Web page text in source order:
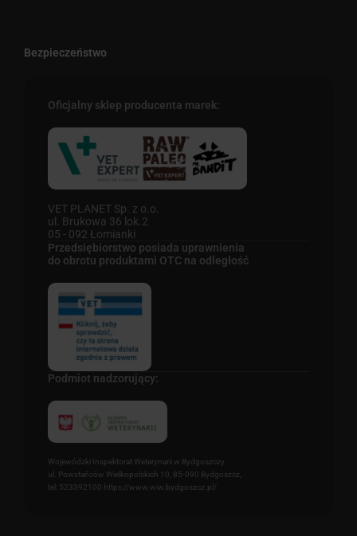
Bezpieczeństwo
Oficjalny sklep producenta marek:
VET PLANET Sp. z o.o.
ul. Brukowa 36 lok.2
05 - 092 Łomianki
Przedsiębiorstwo posiada uprawnienia
do obrotu produktami OTC na odległość
Podmiot nadzorujący:
Wojewódzki Inspektorat Weterynarii w Bydgoszczy
ul. Powstańców Wielkopolskich 10, 85-090 Bydgoszcz,
tel: 523392100 https://www.wiw.bydgoszcz.pl/